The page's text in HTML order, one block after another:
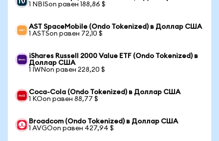
1 NBISon равен 188,86 $
AST SpaceMobile (Ondo Tokenized) в Доллар США
1 ASTSon равен 72,10 $
iShares Russell 2000 Value ETF (Ondo Tokenized) в
Доллар США
1 IWNon равен 228,20 $
Coca-Cola (Ondo Tokenized) в Доллар США
1 KOon равен 88,77 $
Broadcom (Ondo Tokenized) в Доллар США
1 AVGOon равен 427,94 $